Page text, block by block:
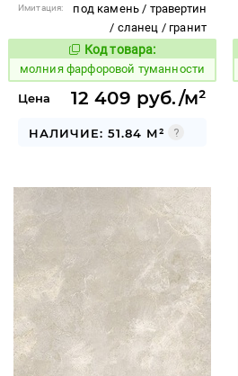
Имитация:
под камень / травертин
/ сланец / гранит
Код товара:
1013984Код товара:
молния фарфоровой туманности
Цена 12 409 руб./м²
НАЛИЧИЕ: 51.84 М²